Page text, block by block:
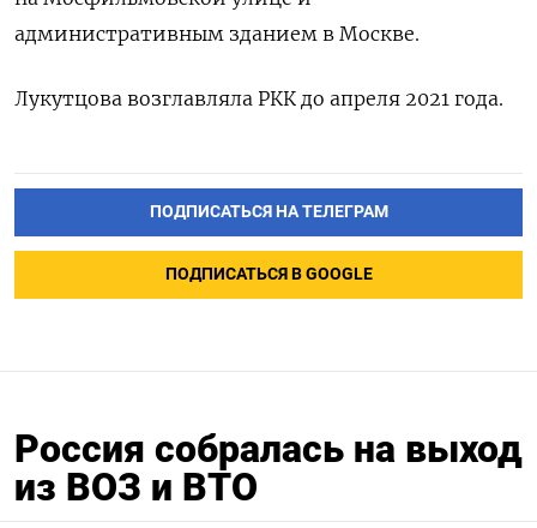
административным зданием в Москве.
Лукутцова возглавляла РКК до апреля 2021 года.
ПОДПИСАТЬСЯ НА ТЕЛЕГРАМ
ПОДПИСАТЬСЯ В GOOGLE
Россия собралась на выход
из ВОЗ и ВТО